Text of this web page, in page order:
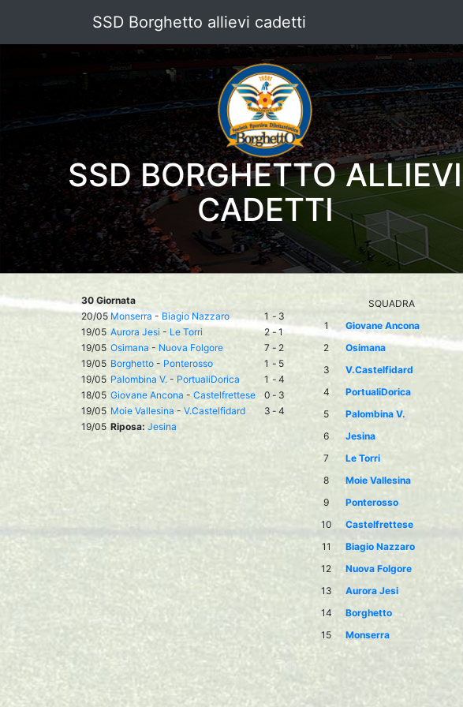
SSD Borghetto allievi cadetti
SSD BORGHETTO ALLIEVI
CADETTI
30 Giornata
20/05 Monserra - Biagio Nazzaro 1 - 3
19/05 Aurora Jesi - Le Torri 2 -1
19/05 Osimana - Nuova Folgore 7 - 2
19/05 Borghetto - Ponterosso 1 - 5
19/05 Palombina V. - PortualiDorica 1 - 4
18/05 Giovane Ancona - Castelfrettese 0 - 3
19/05 Moie Vallesina - V.Castelfidard 3 - 4
19/05 Riposa: Jesina
SQUADRA
1
Giovane Ancona
2
Osimana
3
V.Castelfidard
4
PortualiDorica
5
Palombina V.
6
Jesina
7
Le Torri
8
Moie Vallesina
9
Ponterosso
10
Castelfrettese
11
Biagio Nazzaro
12
Nuova Folgore
13
Aurora Jesi
14
Borghetto
15
Monserra